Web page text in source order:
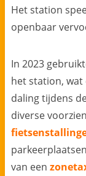
Het station
openbaar
In 2023
het station, wat
daling tijdens
diverse
van een